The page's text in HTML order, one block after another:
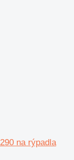
na rýpadla